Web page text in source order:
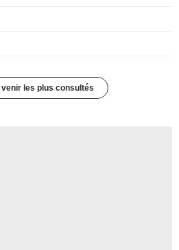
venir les plus consultés